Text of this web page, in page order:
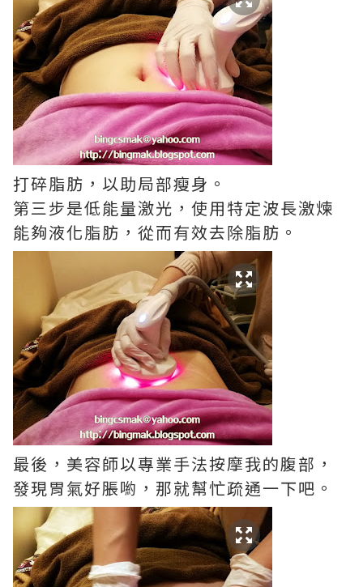
打碎脂肪，以助局部瘦身。
第三步是低能量激光，使用特定波長激煉
能夠液化脂肪，從而有效去除脂肪。
最後，美容師以專業手法按摩我的腹部，
發現胃氣好脹喲，那就幫忙疏通一下吧。